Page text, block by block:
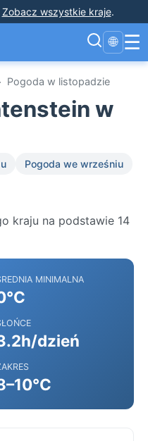
Zobacz wszystkie kraje.
🌐 ☰
Pogoda w listopadzie
w
Pogoda we wrześniu
kraju na podstawie 14
MINIMALNA
dzień